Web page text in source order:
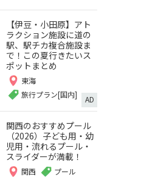
【伊豆・小田原】アト
ラクション施設に道の
駅、駅チカ複合施設ま
で！この夏行きたいス
ポットまとめ
東海
旅行プラン[国内]
AD
関西のおすすめプール
（2026）子ども用・幼
児用・流れるプール・
スライダーが満載！
関西 プール